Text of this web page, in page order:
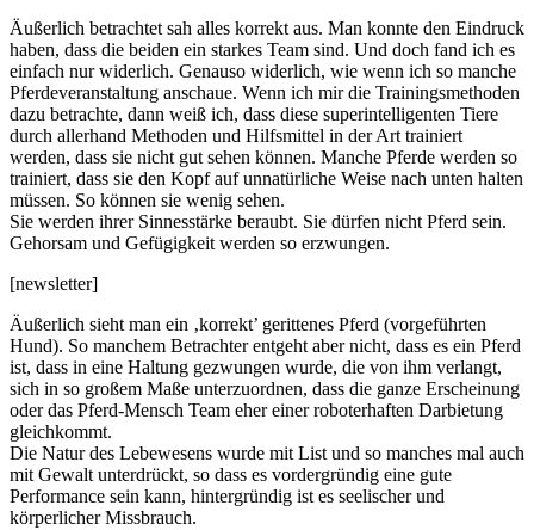
Äußerlich betrachtet sah alles korrekt aus. Man konnte den Eindruck
haben, dass die beiden ein starkes Team sind. Und doch fand ich es
einfach nur widerlich. Genauso widerlich, wie wenn ich so manche
Pferdeveranstaltung anschaue. Wenn ich mir die Trainingsmethoden
dazu betrachte, dann weiß ich, dass diese superintelligenten Tiere
durch allerhand Methoden und Hilfsmittel in der Art trainiert
werden, dass sie nicht gut sehen können. Manche Pferde werden so
trainiert, dass sie den Kopf auf unnatürliche Weise nach unten halten
müssen. So können sie wenig sehen.
Sie werden ihrer Sinnesstärke beraubt. Sie dürfen nicht Pferd sein.
Gehorsam und Gefügigkeit werden so erzwungen.
[newsletter]
Äußerlich sieht man ein ‚korrekt’ gerittenes Pferd (vorgeführten
Hund). So manchem Betrachter entgeht aber nicht, dass es ein Pferd
ist, dass in eine Haltung gezwungen wurde, die von ihm verlangt,
sich in so großem Maße unterzuordnen, dass die ganze Erscheinung
oder das Pferd-Mensch Team eher einer roboterhaften Darbietung
gleichkommt.
Die Natur des Lebewesens wurde mit List und so manches mal auch
mit Gewalt unterdrückt, so dass es vordergründig eine gute
Performance sein kann, hintergründig ist es seelischer und
körperlicher Missbrauch.